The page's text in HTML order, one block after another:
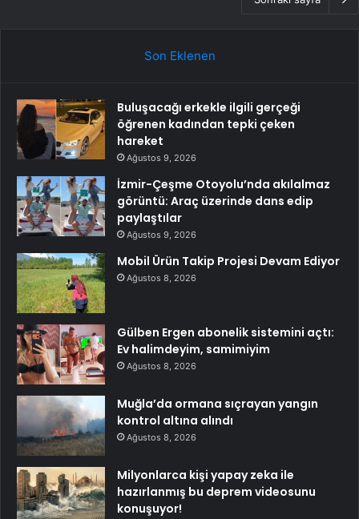
Son Eklenen
Buluşacağı erkekle ilgili gerçeği
öğrenen kadından tepki çeken
hareket
Ağustos 9, 2026
İzmir-Çeşme Otoyolu’nda akılalmaz
görüntü: Araç üzerinde dans edip
paylaştılar
Ağustos 9, 2026
Mobil Ürün Takip Projesi Devam Ediyor
Ağustos 8, 2026
Gülben Ergen abonelik sistemini açtı:
Ev halimdeyim, samimiyim
Ağustos 8, 2026
Muğla’da ormana sıçrayan yangın
kontrol altına alındı
Ağustos 8, 2026
Milyonlarca kişi yapay zeka ile
hazırlanmış bu deprem videosunu
konuşuyor!